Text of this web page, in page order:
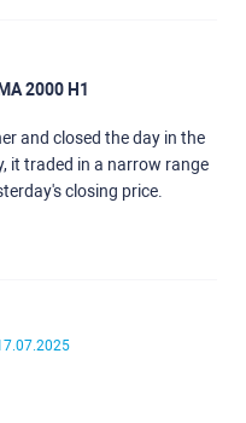
2000 H1
and closed the day in the
it traded in a narrow range
closing price.